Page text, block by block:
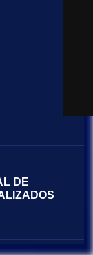
DE